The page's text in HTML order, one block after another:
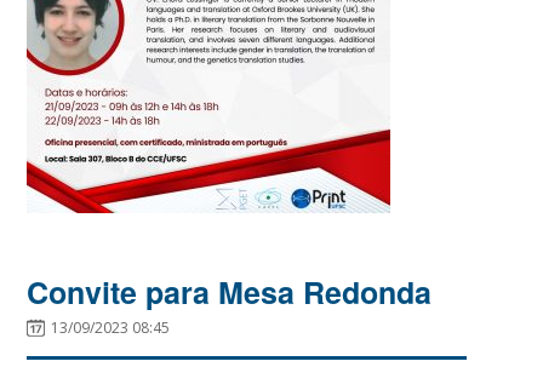
Convite para Mesa Redonda
13/09/2023 08:45